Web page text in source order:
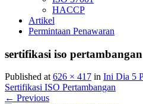
HACCP
Artikel
Permintaan Penawaran
sertifikasi iso pertambangan
Published at 626 × 417 in Ini Dia 5
Sertifikasi ISO Pertambangan
← Previous